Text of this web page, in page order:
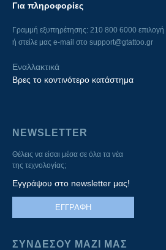
Για πληροφορίες
Γραμμή εξυπηρέτησης: 210 800 6000
ή στείλε μας e-mail στο support@gtattoo.gr
Εναλλακτικά
Βρες το κοντινότερο κατάστημα
NEWSLETTER
Θέλεις να είσαι μέσα σε όλα τα νέα
της τεχνολογίας;
Εγγράψου στο newsletter μας!
ΕΓΓΡΑΦΗ
ΣΥΝΔΕΣΟΥ ΜΑΖΙ ΜΑΣ